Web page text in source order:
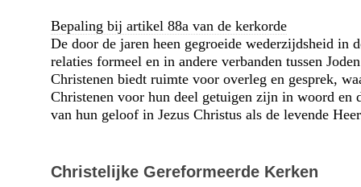
Bepaling bij artikel 88a van de kerkorde
De door de jaren heen gegroeide weder­zijds­heid in
relaties formeel en in andere verbanden tussen
Christenen biedt ruimte voor overleg en gesprek,
Christenen voor hun deel getuigen zijn in woord en
van hun geloof in Jezus Christus als de levende
Christelijke Gereformeerde Kerken